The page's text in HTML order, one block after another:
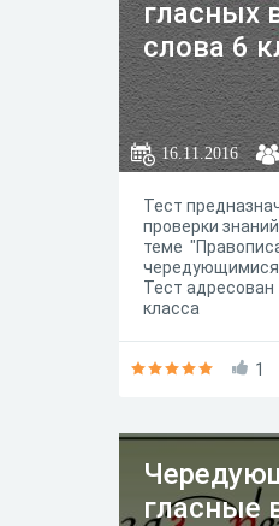
гласных
слова 6
16.11.2016
Тест
проверки
теме
чередующимися
Тест
класса
1
гласные